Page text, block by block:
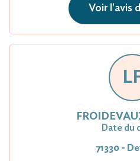
Voir l'avis
Date du
71330 -